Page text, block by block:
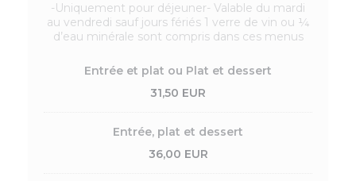
-Uniquement pour déjeuner- Valable du mardi
au vendredi sauf jours fériés 1 verre de vin ou ¼
d’eau minérale sont compris dans ces menus
Entrée et plat ou Plat et dessert
31,50 EUR
Entrée, plat et dessert
36,00 EUR